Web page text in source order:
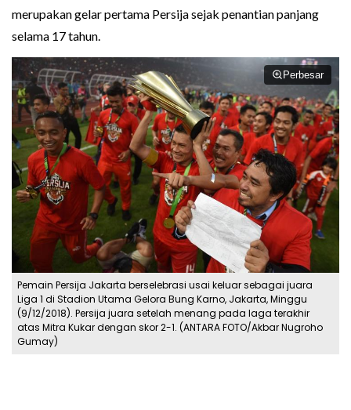
merupakan gelar pertama Persija sejak penantian panjang
selama 17 tahun.
Perbesar
Pemain Persija Jakarta berselebrasi usai keluar sebagai juara
Liga 1 di Stadion Utama Gelora Bung Karno, Jakarta, Minggu
(9/12/2018). Persija juara setelah menang pada laga terakhir
atas Mitra Kukar dengan skor 2-1. (ANTARA FOTO/Akbar Nugroho
Gumay)